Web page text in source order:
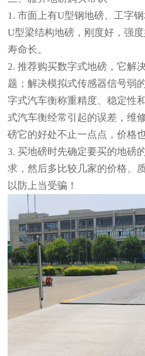
1. 市面上有U型钢地磅、工字
U型梁结构地磅，刚度好，强
寿命长。
2. 推荐购买数字式地磅，它解
题；解决模拟式传感器信号弱
字式汽车衡称重精度、稳定性
式汽车衡经常引起的误差，维
磅它的好处不止一点点，价格
3. 买地磅时先确定要买的地磅
求，然后多比较几家的价格、
以防上当受骗！